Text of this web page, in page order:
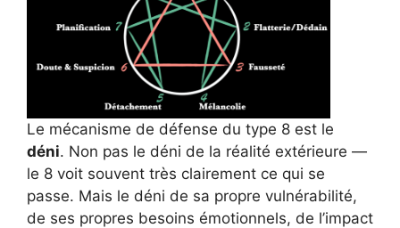
Le mécanisme de défense du type 8 est le
déni. Non pas le déni de la réalité extérieure —
le 8 voit souvent très clairement ce qui se
passe. Mais le déni de sa propre vulnérabilité,
de ses propres besoins émotionnels, de l’impact